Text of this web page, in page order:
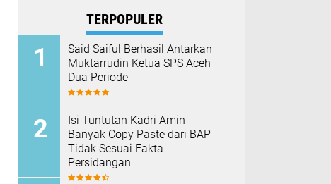
TERPOPULER
Said Saiful Berhasil Antarkan
Muktarrudin Ketua SPS Aceh
Dua Periode
Isi Tuntutan Kadri Amin
Banyak Copy Paste dari BAP
Tidak Sesuai Fakta
Persidangan